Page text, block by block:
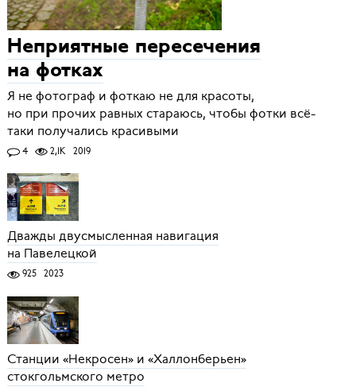
Неприятные пересечения
на фотках
Я не фотограф и фоткаю не для красоты,
но при прочих равных стараюсь, чтобы фотки всё-
таки получались красивыми
4 2,1K 2019
Дважды двусмысленная навигация
на Павелецкой
925 2023
Станции «Некросен» и «Халлонберьен»
стокгольмского метро